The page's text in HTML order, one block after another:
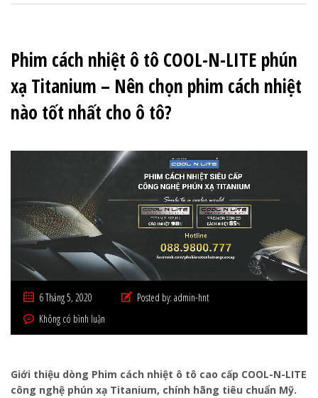
Phim cách nhiệt ô tô COOL-N-LITE phún
xạ Titanium – Nên chọn phim cách nhiệt
nào tốt nhất cho ô tô?
6 Tháng 5, 2020 Posted by: admin-hnt
Không có bình luận
Giới thiệu dòng Phim cách nhiệt ô tô cao cấp COOL-N-LITE
công nghệ phún xạ Titanium, chính hãng tiêu chuẩn Mỹ.